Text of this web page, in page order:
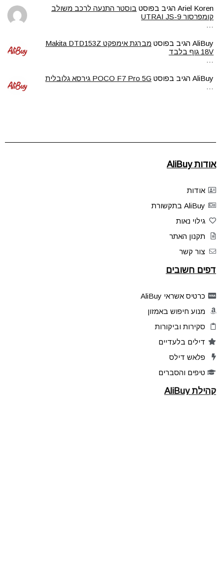
Ariel Koren הגיב בפוסט בוסטר התנעה לרכב משולב
קומפרסור UTRAI JS-9
…
AliBuy הגיב בפוסט
מברגת אימפקט Makita DTD153Z
18V גוף בלבד
…
AliBuy הגיב בפוסט POCO F7 Pro 5G גירסא גלובלית
…
אודות AliBuy
אודות
AliBuy בתקשורת
גילוי נאות
תקנון האתר
צור קשר
דפים חשובים
כרטיס אשראי AliBuy
מנוע חיפוש באמזון
סקירות וביקורות
דילים בלעדיים
פלאש דילס
טיפים והסברים
קהילת AliBuy